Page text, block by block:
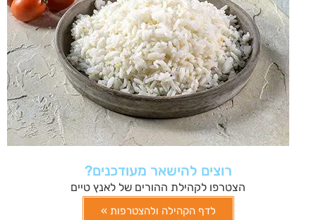
רוצים להישאר מעודכנים?
הצטרפו לקהילת ההורים של לאנץ טיים
לדף הקהילה ולהצטרפות »